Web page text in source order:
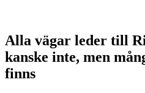
Alla vägar leder till
kanske inte, men
finns